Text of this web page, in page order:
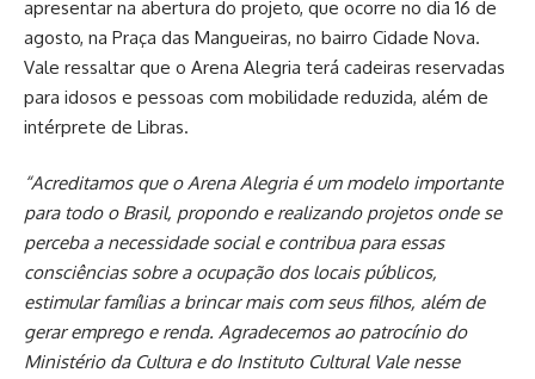
apresentar na abertura do projeto, que ocorre no dia 16 de
agosto, na Praça das Mangueiras, no bairro Cidade Nova.
Vale ressaltar que o Arena Alegria terá cadeiras reservadas
para idosos e pessoas com mobilidade reduzida, além de
intérprete de Libras.
“Acreditamos que o Arena Alegria é um modelo importante
para todo o Brasil, propondo e realizando projetos onde se
perceba a necessidade social e contribua para essas
consciências sobre a ocupação dos locais públicos,
estimular famílias a brincar mais com seus filhos, além de
gerar emprego e renda. Agradecemos ao patrocínio do
Ministério da Cultura e do Instituto Cultural Vale nesse